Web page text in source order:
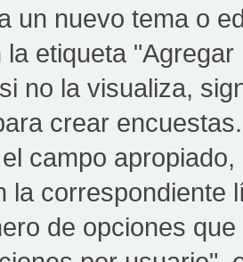
un nuevo tema o
la etiqueta
no la visualiza,
crear
campo
la correspondiente
de opciones